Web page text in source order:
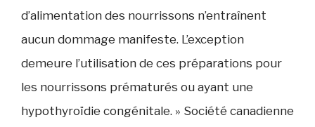
d’alimentation des nourrissons n’entraînent
aucun dommage manifeste. L’exception
demeure l’utilisation de ces préparations pour
les nourrissons prématurés ou ayant une
hypothyroïdie congénitale. » Société canadienne